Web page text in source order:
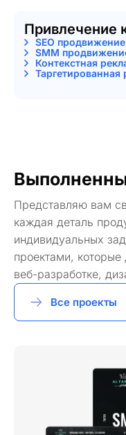
Привлечение
SEO продвижение
SMM
Контекстная
Таргетированная
Представляю вам
каждая деталь
индивидуальных
проектами,
веб-разработке,
Все проекты